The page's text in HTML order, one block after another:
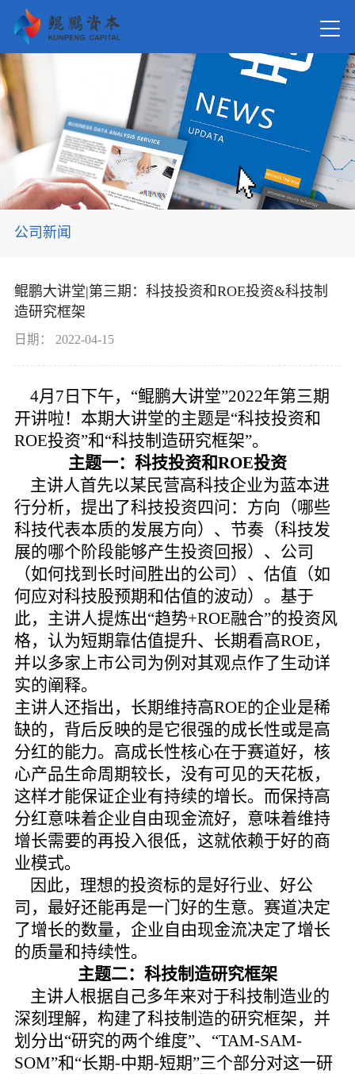
关于我
新闻资
党的建
联系我
公司新闻
鲲鹏大讲堂|第三期：科技投资和ROE投资&科技制
造研究框架
日期： 2022-04-15
4月7日下午， “鲲鹏大讲堂”2022年第三期
开讲啦！本期大讲堂的主题是“科技投资和
ROE投资”和“科技制造研究框架”。
主题一：科技投资和ROE投资
主讲人首先以某民营高科技企业为蓝本进
行分析，提出了科技投资四问：方向（哪些
科技代表本质的发展方向）、节奏（科技发
展的哪个阶段能够产生投资回报）、公司
（如何找到长时间胜出的公司）、估值（如
何应对科技股预期和估值的波动）。基于
此，主讲人提炼出“趋势+ROE融合”的投资风
格，认为短期靠估值提升、长期看高ROE，
并以多家上市公司为例对其观点作了生动详
实的阐释。
主讲人还指出，长期维持高ROE的企业是稀
缺的，背后反映的是它很强的成长性或是高
分红的能力。高成长性核心在于赛道好，核
心产品生命周期较长，没有可见的天花板，
这样才能保证企业有持续的增长。而保持高
分红意味着企业自由现金流好，意味着维持
增长需要的再投入很低，这就依赖于好的商
业模式。
因此，理想的投资标的是好行业、好公
司，最好还能再是一门好的生意。赛道决定
了增长的数量，企业自由现金流决定了增长
的质量和持续性。
主题二：科技制造研究框架
主讲人根据自己多年来对于科技制造业的
深刻理解，构建了科技制造的研究框架，并
划分出“研究的两个维度”、“TAM-SAM-
SOM”和“长期-中期-短期”三个部分对这一研